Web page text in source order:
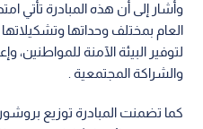
وأشار إلى أن هذه المبادرة تأتي
العام بمختلف وحداتها
لتوفير البيئة الآمنة للمواطنين،
والشراكة المجتمعية .
كما تضمنت المبادرة توزيع